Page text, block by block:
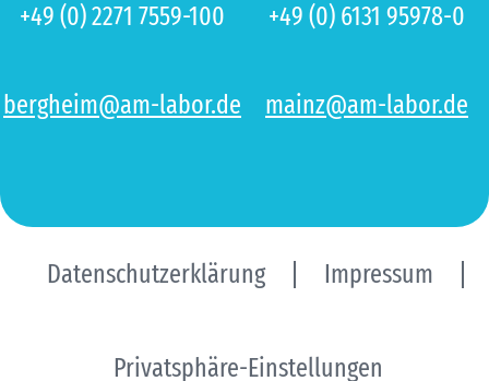
+49 (0) 2271 7559-100
bergheim@am-labor.de
+49 (0) 6131 95978-0
mainz@am-labor.de
Datenschutzerklärung Impressum
Privatsphäre-Einstellungen